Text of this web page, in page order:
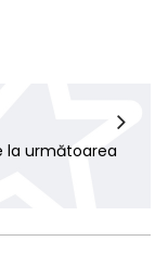
la următoarea